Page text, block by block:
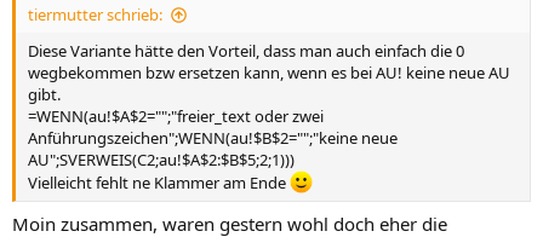
tiermutter schrieb:
Diese Variante hätte den Vorteil, dass man auch einfach die 0
wegbekommen bzw ersetzen kann, wenn es bei AU! keine neue AU
gibt.
=WENN(au!$A$2="";"freier_text oder zwei
Anführungszeichen";WENN(au!$B$2="";"keine neue
AU";SVERWEIS(C2;au!$A$2:$B$5;2;1)))
Vielleicht fehlt ne Klammer am Ende
Moin zusammen, waren gestern wohl doch eher die